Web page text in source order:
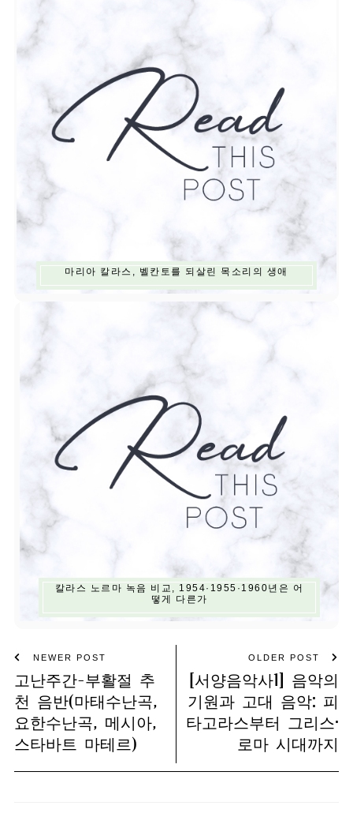
마리아 칼라스, 벨칸토를 되살린 목소리의 생애
칼라스 노르마 녹음 비교, 1954·1955·1960년은 어
떻게 다른가
NEWER POST
고난주간-부활절 추
천 음반(마태수난곡,
요한수난곡, 메시아,
스타바트 마테르)
OLDER POST
[서양음악사1] 음악의
기원과 고대 음악: 피
타고라스부터 그리스·
로마 시대까지